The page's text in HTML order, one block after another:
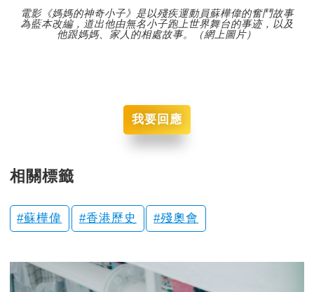
電影《媽媽的神奇小子》是以殘疾運動員蘇樺偉的奮鬥故事
為藍本改編，道出他由無名小子跑上世界舞台的事迹，以及
他跟媽媽、家人的相處故事。（網上圖片）
我要回應
相關標籤
蘇樺偉 香港歷史 殘奧會